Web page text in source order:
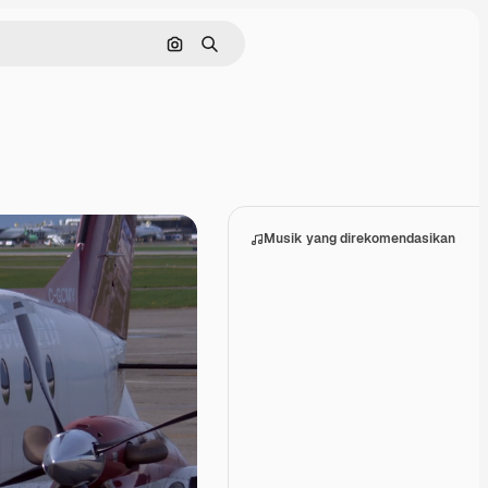
Pencarian berdasarkan gambar
Mencari
Musik yang direkomendasikan